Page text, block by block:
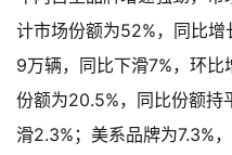
计市场份额为52%，同比
9万辆，同比下滑7%，环
份额为20.5%，同比份额持
滑2.3%；美系品牌为7.3%，